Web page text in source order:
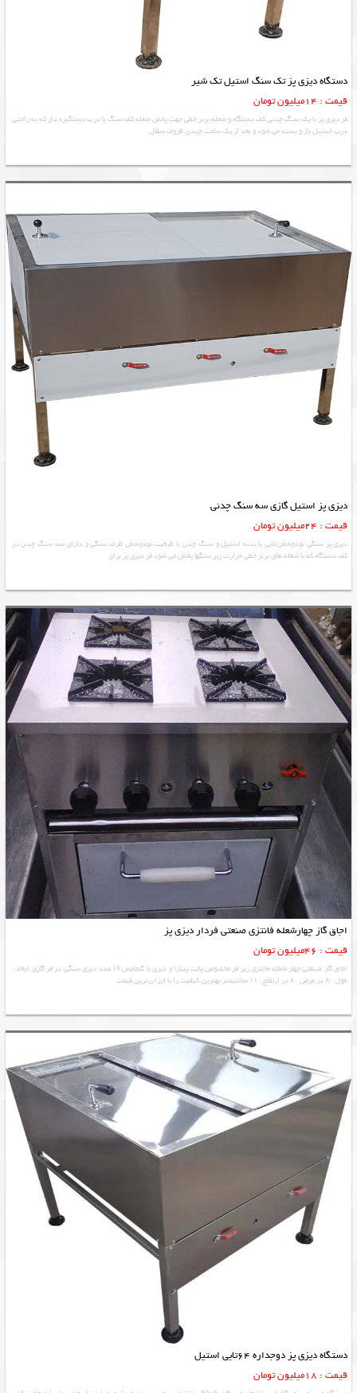
دستگاه دیزی پز تک سنگ استیل تک شیر
قیمت : 14میلیون تومان
فر دیزی پز با یک سنگ چدنی کف دستگاه و شعله برنر خطی جهت پخش شعله کف سنگ با درب دستگیره دار که به راحتی
درب استیل باز و بسته می شود و بعد از یک ساعت چیدن ظروف سفال
دیزی پز استیل گازی سه سنگ چدنی
قیمت : 24میلیون تومان
دیزی پز سنگی نودوشش تایی با بدنه استیل و سنگ چدن با ظرفیت نودوشش ظرف سنگی و دارای سه سنگ چدن در
کف دستگاه که با شعله های برنر خطی حرارت زیر سنگها پخش می شود فر دیزی پز برای
اجاق گاز چهارشعله فانتزی صنعتی فردار دیزی پز
قیمت : 46میلیون تومان
اجاق گاز صنعتی چهار شعله فانتزی زیر فر مخصوص پخت پیتزا و دیزی با گنجایش ۱۷ عدد دیزی سنگی در فر گازی ابعاد :
طول ۸۰ در عرض ۸۰ در ارتفاع ۱۱۰ سانتیمتر بهترین کیفیت را با ارزان ترین قیمت
دستگاه دیزی پز دوجداره 64تایی استیل
قیمت : 18میلیون تومان